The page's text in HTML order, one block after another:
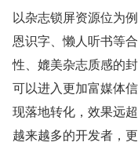
以杂志锁屏资源位为
恩识字、懒人听书等
性、媲美杂志质感的
可以进入更加富媒体
现落地转化，效果远
越来越多的开发者，